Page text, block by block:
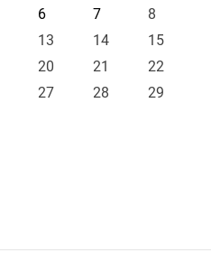
6 7
8
13 14
15
20 21
22
27 28
29